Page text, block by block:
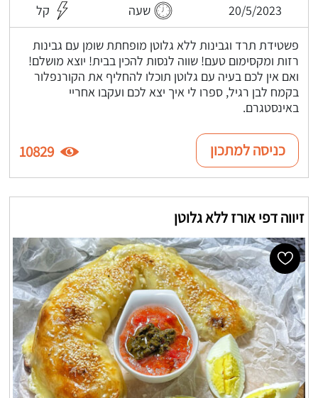
20/5/2023 שעה קל
פשטידת תרד וגבינות ללא גלוטן מופחתת שומן עם גבינות
רזות ומקסימום טעם! שווה לנסות להכין בבית! יוצא מושלם!
ואם אין לכם בעיה עם גלוטן תוכלו להחליף את הקורנפלור
בקמח לבן רגיל, ספרו לי איך יצא לכם ועקבו אחריי
באינסטגרם.
כניסה למתכון 10829
זיווה דפי אורז ללא גלוטן